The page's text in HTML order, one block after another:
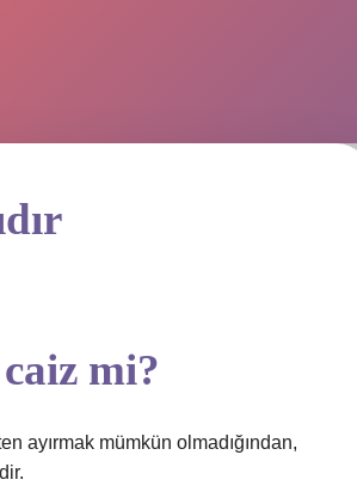
mi?
ayırmak mümkün olmadığından,